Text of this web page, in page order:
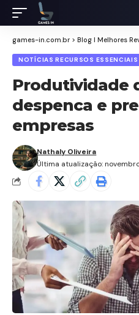
games-in.com.br > Blog I Melhores
NOTÍCIAS RECURSOS
Produtividade
despenca e
empresas
Última atualização:
Nathaly Oliveira